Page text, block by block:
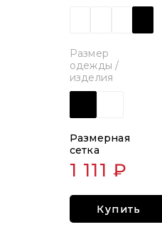
Размер
одежды /
изделия
Размерная
сетка
1 111 ₽
Купить